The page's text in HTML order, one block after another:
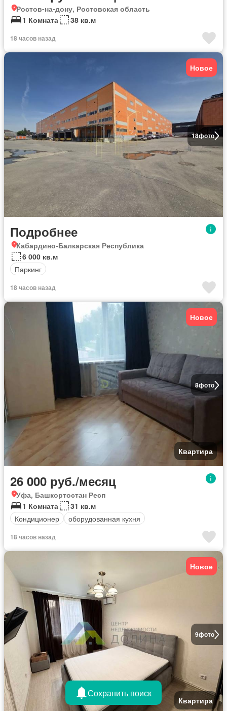
Ростов-на-дону, Ростовская область
1 Комната
38 кв.м
18 часов назад
18фото
Новое
Подробнее
Кабардино-Балкарская Республика
6 000 кв.м
Паркинг
18 часов назад
8фото
Новое
Квартира
26 000 руб./месяц
Уфа, Башкортостан Респ
1 Комната
31 кв.м
Кондиционер
оборудованная кухня
18 часов назад
9фото
Новое
Квартира
Сохранить поиск